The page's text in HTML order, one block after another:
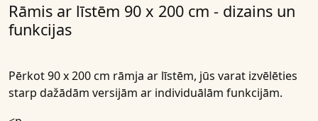
Rāmis ar līstēm 90 x 200 cm - dizains un
funkcijas
Pērkot 90 x 200 cm rāmja ar līstēm, jūs varat izvēlēties
starp dažādām versijām ar individuālām funkcijām.